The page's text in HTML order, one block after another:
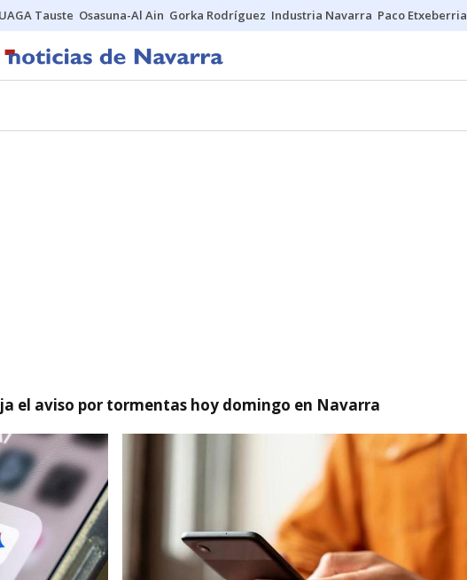
UAGA Tauste Osasuna-Al Ain Gorka Rodríguez Industria Navarra Paco Etxeberria
el aviso por tormentas hoy domingo en Navarra